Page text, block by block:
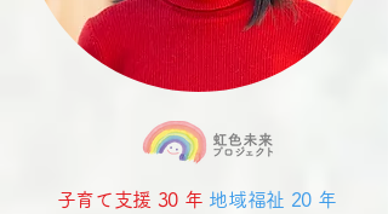
子育て支援 30 年 地域福祉 20 年